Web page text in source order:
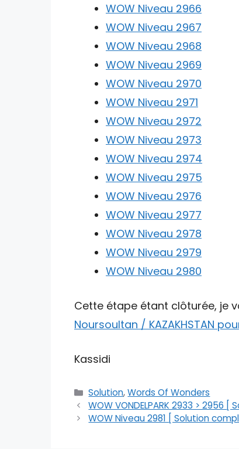
WOW Niveau 2966
WOW Niveau 2967
WOW Niveau 2968
WOW Niveau 2969
WOW Niveau 2970
WOW Niveau 2971
WOW Niveau 2972
WOW Niveau 2973
WOW Niveau 2974
WOW Niveau 2975
WOW Niveau 2976
WOW Niveau 2977
WOW Niveau 2978
WOW Niveau 2979
WOW Niveau 2980
Cette étape étant clôturée, je
Noursoultan / KAZAKHSTAN
Kassidi
Catégories
Solution,Words Of Wonders
WOW VONDELPARK 2933 > 2956 [
WOW Niveau 2981 [ Solution